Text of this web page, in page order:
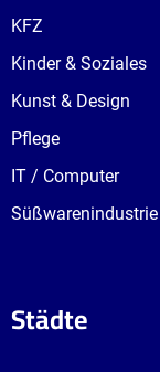
KFZ
Kinder & Soziales
Kunst & Design
Pflege
IT / Computer
Süßwarenindustrie
Städte